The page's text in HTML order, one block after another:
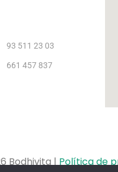
93 511 23 03
661 457 837
Bodhivita |Política de